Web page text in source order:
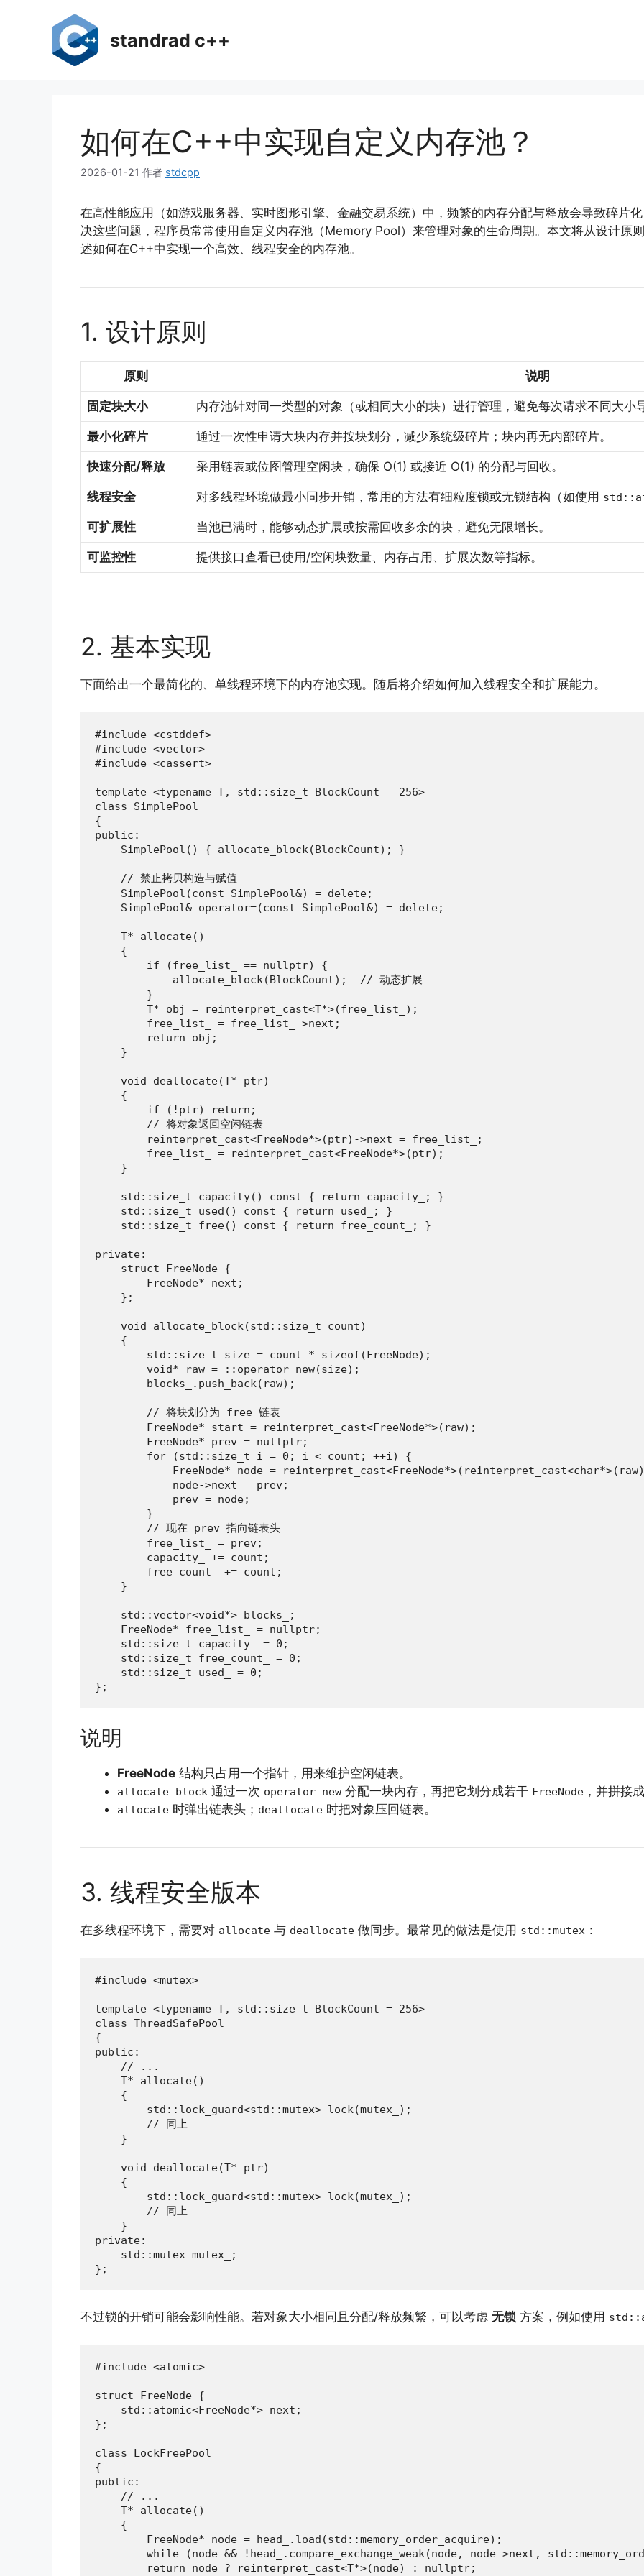
standrad c++
如何在C++中实现自定义内存池？
2026-01-21 作者 stdcpp
在高性能应用（如游戏服务器、实时图形引擎、金融交易系统）中，频繁的内存分配与释放会导致碎片
决这些问题，程序员常常使用自定义内存池（Memory Pool）来管理对象的生命周期。本文将从设计原
述如何在C++中实现一个高效、线程安全的内存池。
1. 设计原则
原则 说明
固定块大小 内存池针对同一类型的对象（或相同大小的块）进行管理，避免每次请求不同大小
最小化碎片 通过一次性申请大块内存并按块划分，减少系统级碎片；块内再无内部碎片。
快速分配/释放 采用链表或位图管理空闲块，确保 O(1) 或接近 O(1) 的分配与回收。
线程安全 对多线程环境做最小同步开销，常用的方法有细粒度锁或无锁结构（如使用
可扩展性 当池已满时，能够动态扩展或按需回收多余的块，避免无限增长。
可监控性 提供接口查看已使用/空闲块数量、内存占用、扩展次数等指标。
2. 基本实现
下面给出一个最简化的、单线程环境下的内存池实现。随后将介绍如何加入线程安全和扩展能力。
#include <cstddef>
#include <vector>
#include <cassert>
template <typename T, std::size_t BlockCount = 256>
class SimplePool
{
public:
    SimplePool() { allocate_block(BlockCount); }
    // 禁止拷贝构造与赋值
    SimplePool(const SimplePool&) = delete;
    SimplePool& operator=(const SimplePool&) = delete;
    T* allocate()
    {
        if (free_list_ == nullptr) {
            allocate_block(BlockCount);  // 动态扩展
        }
        T* obj = reinterpret_cast<T*>(free_list_);
        free_list_ = free_list_->next;
        return obj;
    }
    void deallocate(T* ptr)
    {
        if (!ptr) return;
        // 将对象返回空闲链表
        reinterpret_cast<FreeNode*>(ptr)->next = free_list_;
        free_list_ = reinterpret_cast<FreeNode*>(ptr);
    }
    std::size_t capacity() const { return capacity_; }
    std::size_t used() const { return used_; }
    std::size_t free() const { return free_count_; }
private:
    struct FreeNode {
        FreeNode* next;
    };
    void allocate_block(std::size_t count)
    {
        std::size_t size = count * sizeof(FreeNode);
        void* raw = ::operator new(size);
        blocks_.push_back(raw);
        // 将块划分为 free 链表
        FreeNode* start = reinterpret_cast<FreeNode*>(raw);
        FreeNode* prev = nullptr;
        for (std::size_t i = 0; i < count; ++i) {
FreeNode* node =
            node->next = prev;
            prev = node;
        }
        // 现在 prev 指向链表头
        free_list_ = prev;
        capacity_ += count;
        free_count_ += count;
    }
    std::vector<void*> blocks_;
    FreeNode* free_list_ = nullptr;
    std::size_t capacity_ = 0;
    std::size_t free_count_ = 0;
    std::size_t used_ = 0;
};
说明
FreeNode 结构只占用一个指针，用来维护空闲链表。
allocate_block 通过一次 operator new 分配一块内存，再把它划分成若干 FreeNode ，并拼接
allocate 时弹出链表头； deallocate 时把对象压回链表。
3. 线程安全版本
在多线程环境下，需要对 allocate 与 deallocate 做同步。最常见的做法是使用 std::mutex ：
#include <mutex>
template <typename T, std::size_t BlockCount = 256>
class ThreadSafePool
{
public:
    // ...
    T* allocate()
    {
        std::lock_guard<std::mutex> lock(mutex_);
        // 同上
    }
    void deallocate(T* ptr)
    {
        std::lock_guard<std::mutex> lock(mutex_);
        // 同上
    }
private:
    std::mutex mutex_;
};
不过锁的开销可能会影响性能。若对象大小相同且分配/释放频繁，可以考虑 无锁 方案，例如使用
#include <atomic>
struct FreeNode {
    std::atomic<FreeNode*> next;
};
class LockFreePool
{
public:
    // ...
    T* allocate()
    {
        FreeNode* node = head_.load(std::memory_order_acquire);
while (node && !head_.compare_exchange_weak(node, node->next,
        return node ? reinterpret_cast<T*>(node) : nullptr;